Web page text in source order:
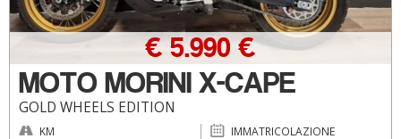
MOTO MORINI X-CAPE
GOLD WHEELS EDITION
€ 5.990 €
KM IMMATRICOLAZIONE